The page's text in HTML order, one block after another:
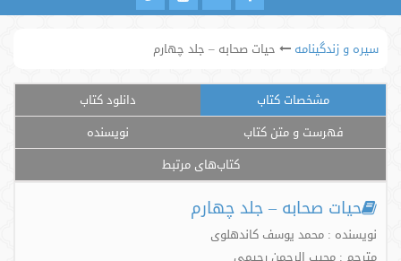
سیره و زندگینامه حیات صحابه – جلد چهارم
مشخصات کتاب
دانلود کتاب
فهرست و متن کتاب
نویسنده
کتاب‌های مرتبط
حیات صحابه – جلد چهارم
نویسنده : محمد یوسف کاندهلوی
مترجم : مجیب الرحمن رحیمی